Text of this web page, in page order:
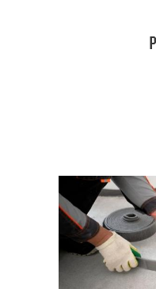
Цементный раствор